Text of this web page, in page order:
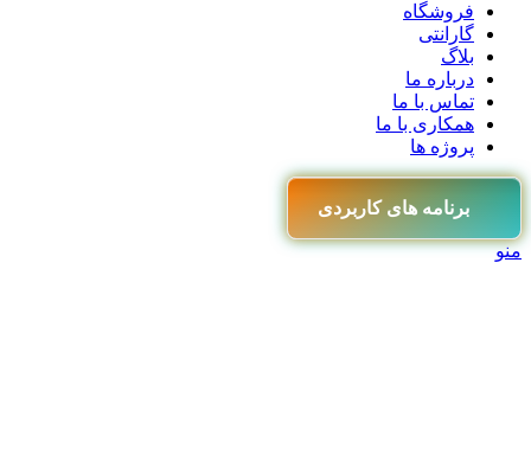
فروشگاه
گارانتی
بلاگ
درباره ما
تماس با ما
همکاری با ما
پروژه ها
برنامه های کاربردی
منو